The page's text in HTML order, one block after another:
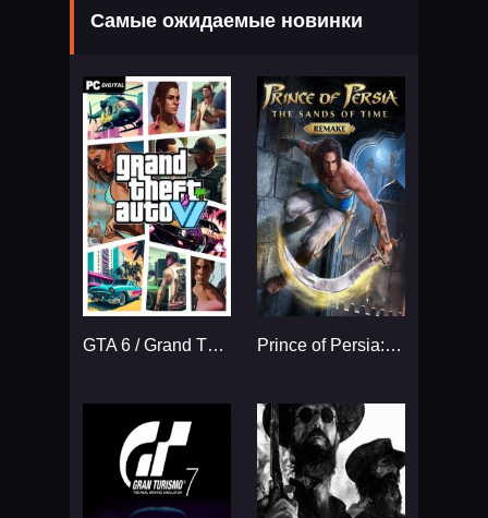
Самые ожидаемые новинки
GTA 6 / Grand Theft Auto VI Prince of Persia: The Sands